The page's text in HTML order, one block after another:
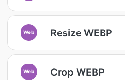
Web Resize WEBP
Web Crop WEBP